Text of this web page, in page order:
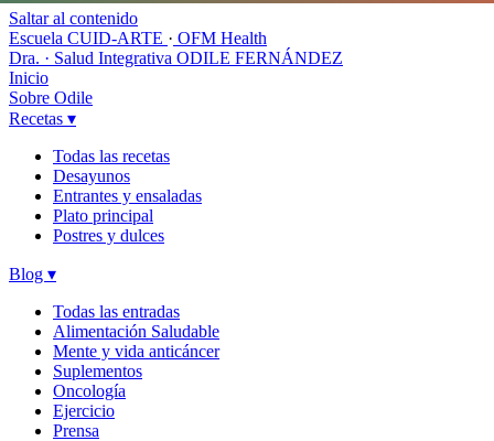
Saltar al contenido
Escuela CUID-ARTE · OFM Health
Dra. · Salud Integrativa ODILE FERNÁNDEZ
Inicio
Sobre Odile
Recetas ▾
Todas las recetas
Desayunos
Entrantes y ensaladas
Plato principal
Postres y dulces
Blog ▾
Todas las entradas
Alimentación Saludable
Mente y vida anticáncer
Suplementos
Oncología
Ejercicio
Prensa